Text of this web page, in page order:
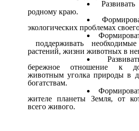
родному краю.
экологических проблемах
поддерживать
растений, жизни животных в
бережное отношение к
животным уголка природы в
богатствам.
жителе планеты Земля, от
всего живого.